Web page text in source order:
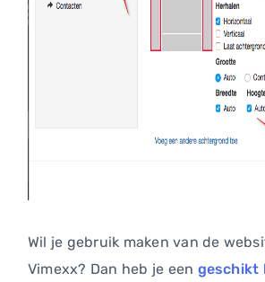
Wil je gebruik maken van de
Vimexx? Dan heb je een geschikt